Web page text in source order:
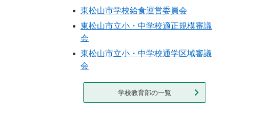
東松山市学校給食運営委員会
東松山市立小・中学校適正規模審議
会
東松山市立小・中学校通学区域審議
会
学校教育部の一覧